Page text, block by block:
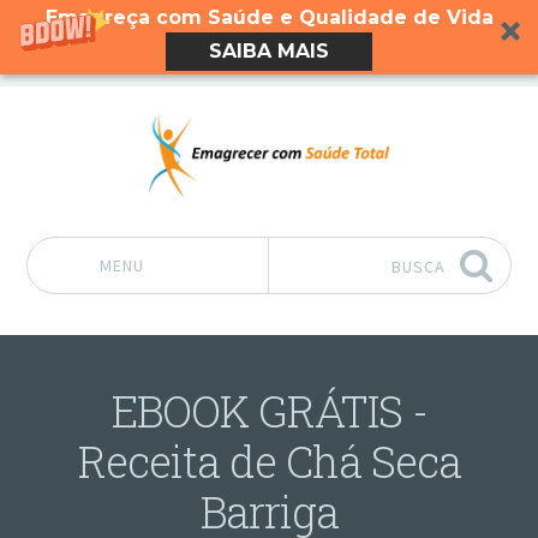
Emagreça com Saúde e Qualidade de Vida
SAIBA MAIS
MENU BUSCA
EBOOK GRÁTIS -
Receita de Chá Seca
Barriga